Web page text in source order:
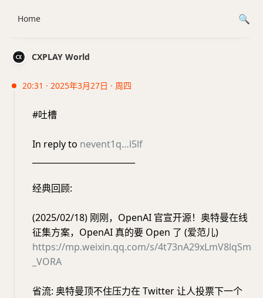
CXPLAY World
20:31 · 2025年3月27日 · 周四
#吐槽
In reply to nevent1q…l5lf
经典回顾:
(2025/02/18) 刚刚，OpenAI 官宣开源！奥特曼在线
征集方案，OpenAI 真的要 Open 了 (爱范儿)
https://mp.weixin.qq.com/s/4t73nA29xLmV8lqSm
_VORA
省流: 奥特曼顶不住压力在 Twitter 让人投票下一个
Home